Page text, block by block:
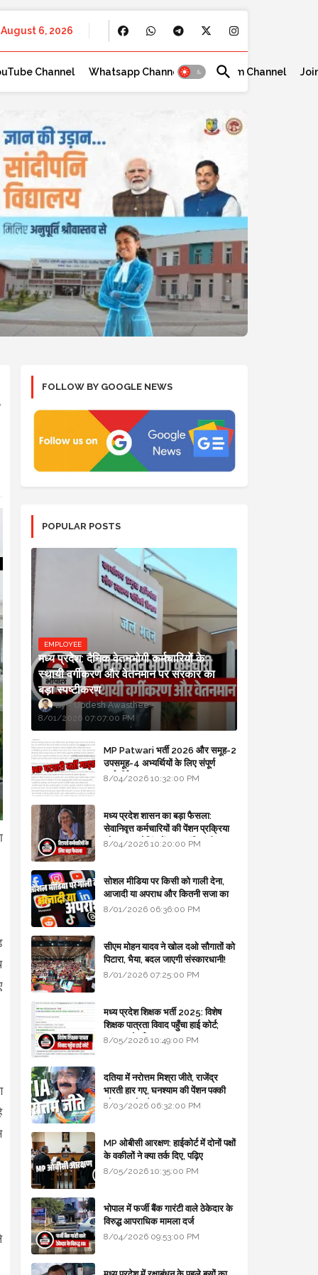
August 6, 2026
Channel Whatsapp Channel Telegram Channel
FOLLOW BY GOOGLE NEWS
POPULAR POSTS
EMPLOYEE
मध्य प्रदेश: दैनिक वेतनभोगी कर्मचारियों के
स्थायी वर्गीकरण और वेतनमान पर सरकार का
बड़ा स्पष्टीकरण
Updesh Awasthee
8/01/2026 07:07:00 PM
MP Patwari भर्ती 2026 और समूह-2
उपसमूह-4 अभ्यर्थियों के लिए संपूर्ण
मार्गदर्शिका
8/04/2026 10:32:00 PM
मध्य प्रदेश शासन का बड़ा फैसला:
सेवानिवृत्त कर्मचारियों की पेंशन प्रक्रिया
और बजट कोडिंग में हुए क्रांतिकारी
8/04/2026 10:20:00 PM
सोशल मीडिया पर किसी को गाली देना,
आजादी या अपराध और कितनी सजा का
प्रावधान - free legal advice
8/01/2026 06:36:00 PM
सीएम मोहन यादव ने खोल दओ सौगातों को
पिटारा, भैया, बदल जाएगी संस्कारधानी!
8/01/2026 07:25:00 PM
मध्य प्रदेश शिक्षक भर्ती 2025: विशेष
शिक्षक पात्रता विवाद पहुँचा हाई कोर्ट;
सरकार से माँगा जवाब
8/05/2026 10:49:00 PM
दतिया में नरोत्तम मिश्रा जीते, राजेंद्र
भारती हार गए, घनश्याम की पेंशन पक्की
और आशुतोष बैक टू...
8/03/2026 06:32:00 PM
MP ओबीसी आरक्षण: हाईकोर्ट में दोनों पक्षों
के वकीलों ने क्या तर्क दिए, पढ़िए
8/05/2026 10:35:00 PM
भोपाल में फर्जी बैंक गारंटी वाले ठेकेदार के
विरुद्ध आपराधिक मामला दर्ज
8/04/2026 09:53:00 PM